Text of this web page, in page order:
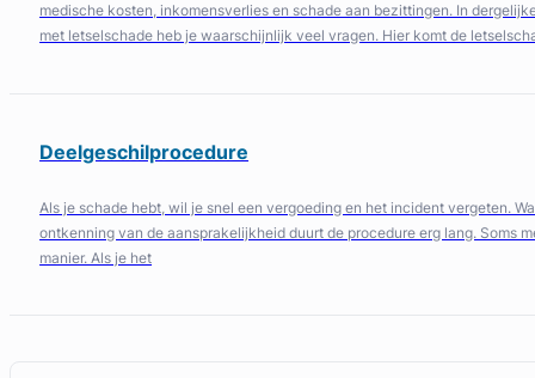
medische kosten, inkomensverlies en schade aan bezittingen. In
met letselschade heb je waarschijnlijk veel vragen. Hier komt de
Deelgeschilprocedure
Als je schade hebt, wil je snel een vergoeding en het incident vergeten.
ontkenning van de aansprakelijkheid duurt de procedure erg lang. Soms
manier. Als je het